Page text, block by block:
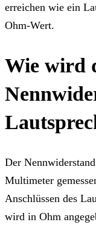
erreichen wie ein
Ohm-Wert.
Wie wird
Der
Multimeter
Anschlüssen des
wird in Ohm